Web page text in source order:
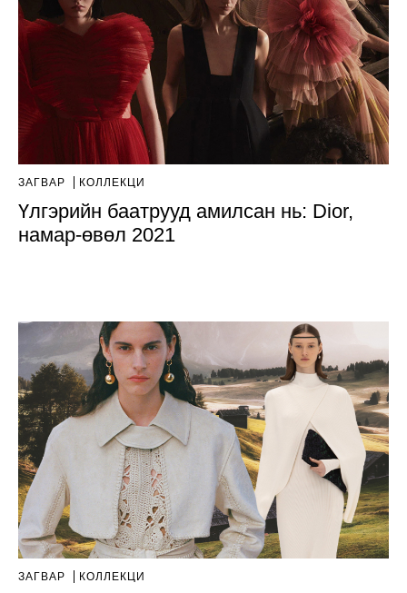
ЗАГВАР КОЛЛЕКЦИ
Үлгэрийн баатрууд амилсан нь: Dior,
намар-өвөл 2021
ЗАГВАР КОЛЛЕКЦИ